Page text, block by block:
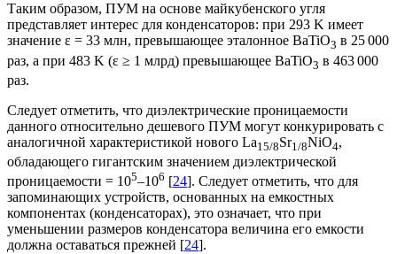
Таким образом, ПУМ на основе майкубенского угля
представляет интерес для конденсаторов: при 293 K имеет
значение ε = 33 млн, превышающее эталонное BaTiO3 в 25 000
раз, а при 483 K (ε ≥ 1 млрд) превышающее BaTiO3 в 463 000
раз.
Следует отметить, что диэлектрические проницаемости
данного относительно дешевого ПУМ могут конкурировать с
аналогичной характеристикой нового La15/8Sr1/8NiO4,
обладающего гигантским значением диэлектрической
проницаемости = 105–106 [24]. Следует отметить, что для
запоминающих устройств, основанных на емкостных
компонентах (конденсаторах), это означает, что при
уменьшении размеров конденсатора величина его емкости
должна оставаться прежней [24].